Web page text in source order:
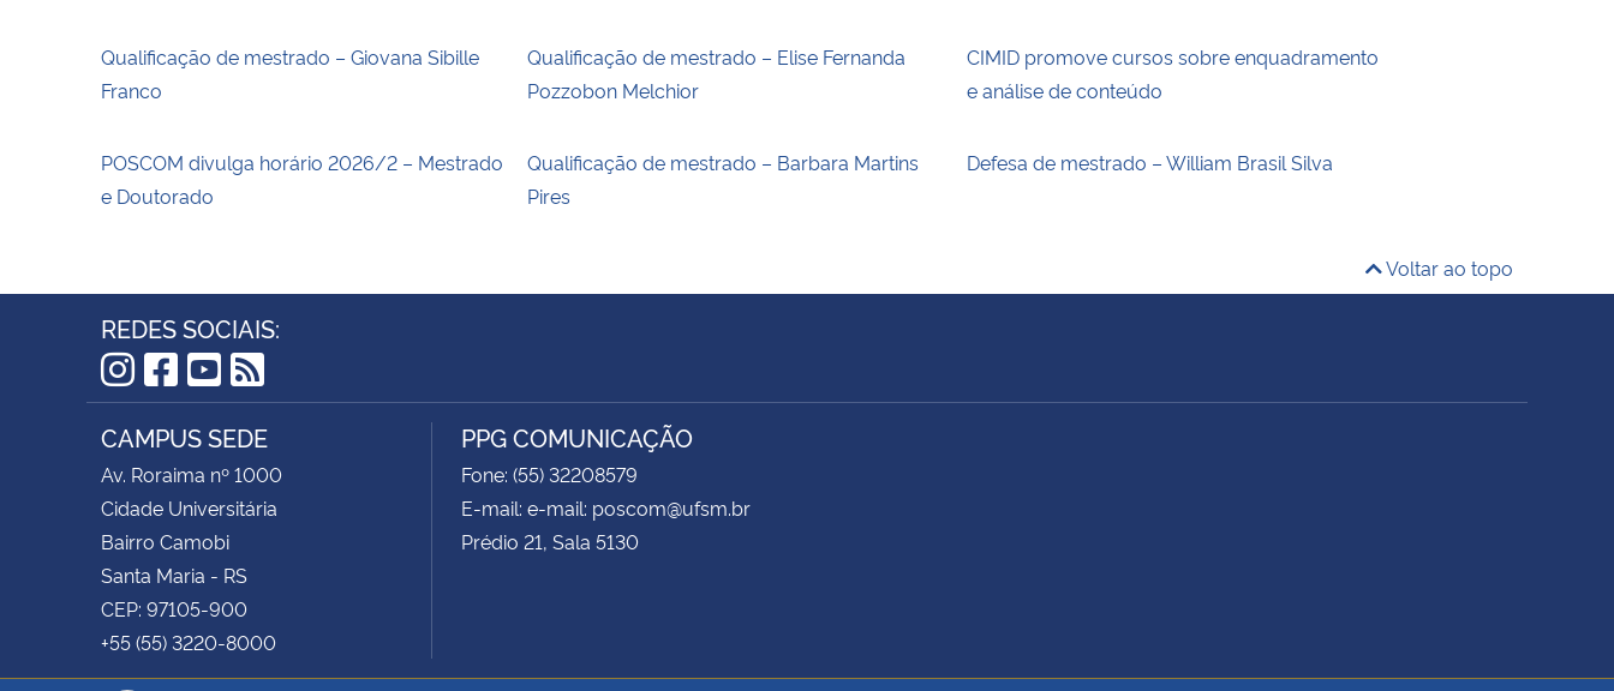
Qualificação de mestrado – Giovana Sibille
Franco
Qualificação de mestrado – Elise Fernanda
Pozzobon Melchior
CIMID promove cursos sobre enquadramento
e análise de conteúdo
POSCOM divulga horário 2026/2 – Mestrado
e Doutorado
Qualificação de mestrado – Barbara Martins
Pires
Defesa de mestrado – William Brasil Silva
Voltar ao topo
REDES SOCIAIS:
Instagram
Facebook
YouTube
RSS
CAMPUS SEDE
Av. Roraima nº 1000
Cidade Universitária
Bairro Camobi
Santa Maria - RS
CEP: 97105-900
+55 (55) 3220-8000
PPG COMUNICAÇÃO
Fone: (55) 32208579
E-mail: e-mail: poscom@ufsm.br
Prédio 21, Sala 5130